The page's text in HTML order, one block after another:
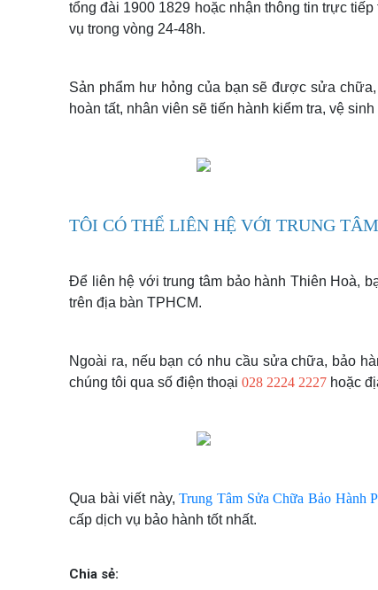
Máy giặt không xả nước
Máy giặt không vắt nước
tổng đài 1900 1829 hoặc nhận thông tin trực
vụ trong vòng 24-48h.
Sản phẩm hư hỏng của bạn sẽ được sửa
hoàn tất, nhân viên sẽ tiến hành kiểm tra, vệ
TÔI CÓ THỂ LIÊN HỆ VỚI TRUNG
Để liên hệ với trung tâm bảo hành Thiên Hoà,
trên địa bàn TPHCM.
Ngoài ra, nếu bạn có nhu cầu sửa chữa, bảo
chúng tôi qua số điện thoại 028 2224 2227 hoặc
Qua bài viết này,Trung Tâm Sửa Chữa Bảo Hành
cấp dịch vụ bảo hành tốt nhất.
Chia sẻ: